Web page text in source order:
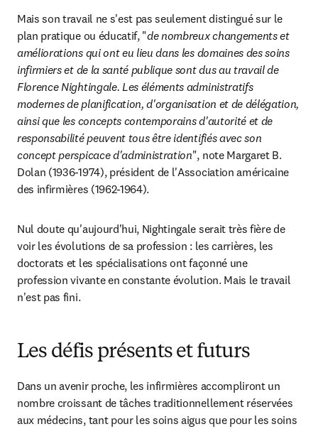
Mais son travail ne s'est pas seulement distingué sur le
plan pratique ou éducatif, "de nombreux changements et
améliorations qui ont eu lieu dans les domaines des soins
infirmiers et de la santé publique sont dus au travail de
Florence Nightingale. Les éléments administratifs
modernes de planification, d'organisation et de délégation,
ainsi que les concepts contemporains d'autorité et de
responsabilité peuvent tous être identifiés avec son
concept perspicace d'administration", note Margaret B.
Dolan (1936-1974), président de l'Association américaine
des infirmières (1962-1964).
Nul doute qu'aujourd'hui, Nightingale serait très fière de
voir les évolutions de sa profession : les carrières, les
doctorats et les spécialisations ont façonné une
profession vivante en constante évolution. Mais le travail
n'est pas fini.
Les défis présents et futurs
Dans un avenir proche, les infirmières accompliront un
nombre croissant de tâches traditionnellement réservées
aux médecins, tant pour les soins aigus que pour les soins